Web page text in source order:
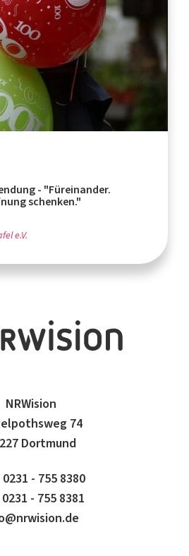
- "Füreinander.
schenken."
e.V.
NRWision
74
Dortmund
- 755 8380
0231 - 755 8381